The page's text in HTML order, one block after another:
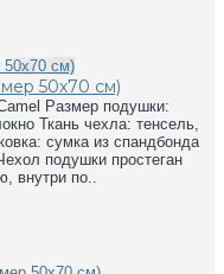
50х70 см)
Размер подушки:
Ткань чехла: тенсель,
сумка из спандбонда
подушки простеган
внутри по..